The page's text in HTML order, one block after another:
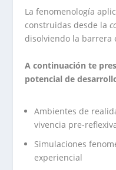
La fenomenología
construidas desde la
disolviendo la barrera
A continuación te
potencial de
Ambientes de
vivencia pre-
Simulaciones
experiencial